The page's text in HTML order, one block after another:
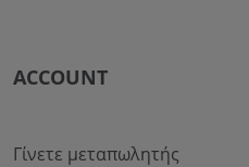
ACCOUNT
Γίνετε μεταπωλητής